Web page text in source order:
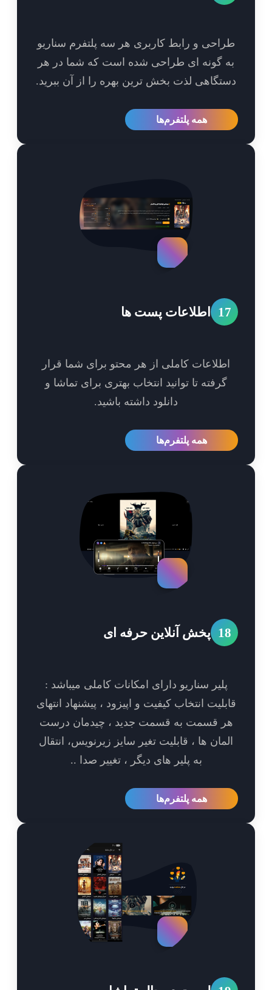
و رابط کاربری هر سه پلتفرم سناریو
گونه ای طراحی شده است که شما در هر
لذت بخش ترین بهره را از آن ببرید.
همه پلتفرم‌ها
اطلاعات پست ها
کاملی از هر محتو برای شما قرار
گرفته تا توانید انتخاب بهتری برای تماشا و
دانلود داشته باشید.
همه پلتفرم‌ها
پخش آنلاین حرفه ای
پلیر سناریو دارای امکانات کاملی میباشد :
انتخاب کیفیت و اپیزود ، پیشنهاد انتهای
قسمت به قسمت جدید ، چیدمان درست
ها ، قابلیت تغیر سایز زیرنویس، انتقال
به پلیر های دیگر ، تغییر صدا ..
همه پلتفرم‌ها